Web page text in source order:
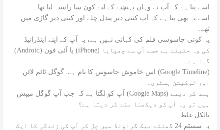
اسے پتا ہے کہ آپ نے وہاں پہنچنے کے لیے کون سا راستہ لیا تھا۔
اسے یہ بھی پتا ہے کہ آپ کتنی دیر پیدل چلے اور کتنی دیر گاڑی میں
تھے۔
یہ کوئی جاسوسی فلم کی کہانی نہیں ہے، یہ آپ کے اپنے اینڈرائیڈ
(Android) یا آئی فون (iPhone) کی وہ حقیقت ہے جسے آپ سے چھپایا
گیا ہے۔
اس خاموش جاسوس کا نام ہے: گوگل ٹائم لائن (Google Timeline)
اور لوکیشن ہسٹری۔
آپ کو لگتا ہے کہ جب آپ گوگل میپس (Google Maps) بند کر دیتے
ہیں تو وہ آپ کو دیکھنا بند کر دیتا ہے؟
بالکل غلط۔
یہ سسٹم 24 گھنٹے بیک گراؤنڈ میں چل کر آپ کی زندگی کا ایک